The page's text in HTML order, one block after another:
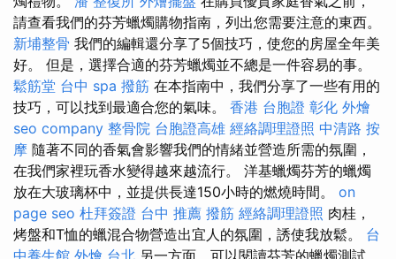
請查看我們的芬芳蠟燭購物指南，列出您需要注意的東西。
新埔整骨 我們的編輯還分享了5個技巧，使您的房屋全年美
好。 但是，選擇合適的芬芳蠟燭並不總是一件容易的事。
鬆筋堂 台中 spa 撥筋 在本指南中，我們分享了一些有用的
技巧，可以找到最適合您的氣味。 香港 台胞證 彰化 外燴
seo company 整骨院 台胞證高雄 經絡調理證照 中清路 按
摩 隨著不同的香氣會影響我們的情緒並營造所需的氛圍，
在我們家裡玩香水變得越來越流行。 洋基蠟燭芬芳的蠟燭
放在大玻璃杯中，並提供長達150小時的燃燒時間。 on
page seo 杜拜簽證 台中 推薦 撥筋 經絡調理證照 肉桂，
烤盤和T恤的蠟混合物營造出宜人的氛圍，誘使我放鬆。 台
中養生館 外燴 台北 另一方面，可以閱讀芬芳的蠟燭測試，